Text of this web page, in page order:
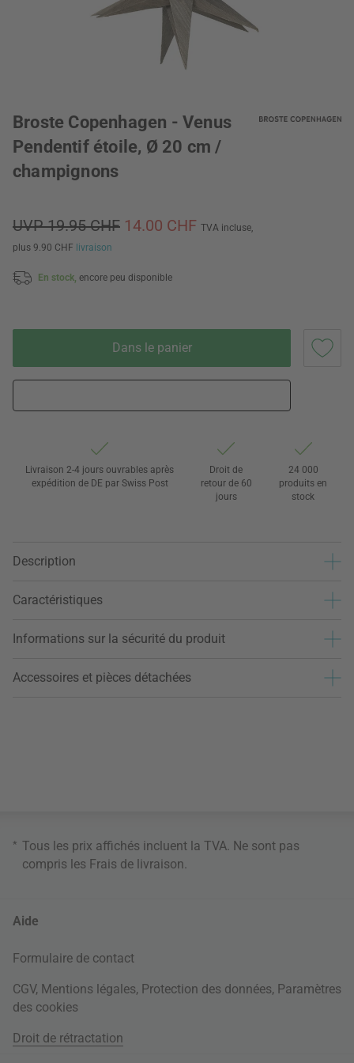
Broste Copenhagen - Venus
Pendentif étoile, Ø 20 cm /
champignons
UVP 19.95 CHF 14.00 CHF TVA incluse,
plus 9.90 CHF livraison
En stock, encore peu disponible
Dans le panier
Livraison 2-4 jours ouvrables après
expédition de DE par Swiss Post
Droit de
retour de 60
jours
24 000
produits en
stock
Description
Caractéristiques
Informations sur la sécurité du produit
Accessoires et pièces détachées
* Tous les prix affichés incluent la TVA. Ne sont pas
compris les Frais de livraison
Aide
Formulaire de contact
CGV, Mentions légales, Protection des données, Paramètres
des cookies
Droit de rétractation